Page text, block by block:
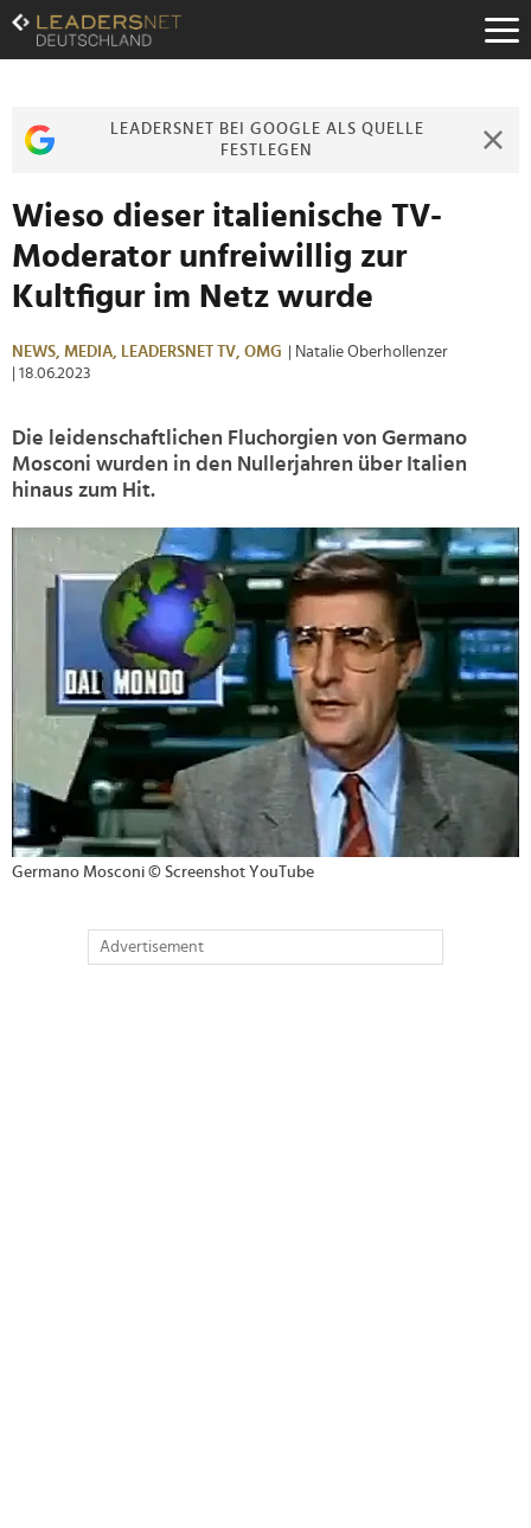
Zum
Inhalt
Zur
Zur
LEADERSNET BEI GOOGLE ALS QUELLE
FESTLEGEN
Wieso dieser italienische TV-
Moderator unfreiwillig zur
Kultfigur im Netz wurde
NEWS, MEDIA, LEADERSNET TV, OMG
| Natalie Oberhollenzer
| 18.06.2023
Die leidenschaftlichen Fluchorgien von Germano
Mosconi wurden in den Nullerjahren über Italien
hinaus zum Hit.
Germano Mosconi © Screenshot YouTube
Advertisement